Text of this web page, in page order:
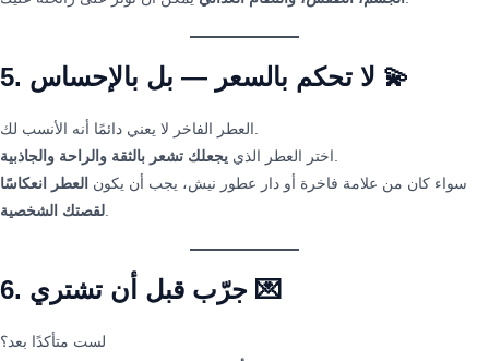
5. لا تحكم بالسعر — بل بالإحساس 💫
اختر العطر الذي يجعلك تشعر بالثقة والراحة والجاذبية
سواء كان من علامة فاخرة أو دار عطور نيش، يجب أن يكون العطر انعكاسًا
لقصتك الشخصية
6. جرّب قبل أن تشتري 💌
لست متأكدًا بعد؟